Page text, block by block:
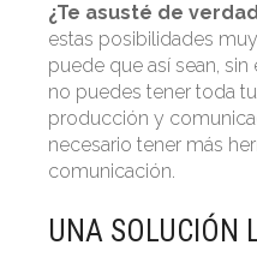
¿Te asusté de
estas posibilidades
puede que así sean,
no puedes tener toda
producción y
necesario tener más
comunicación.
UNA SOLUCIÓN